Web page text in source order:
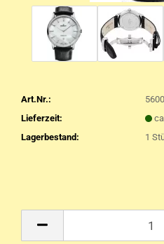
Art.Nr.:
Lieferzeit:
Lagerbestand: 1